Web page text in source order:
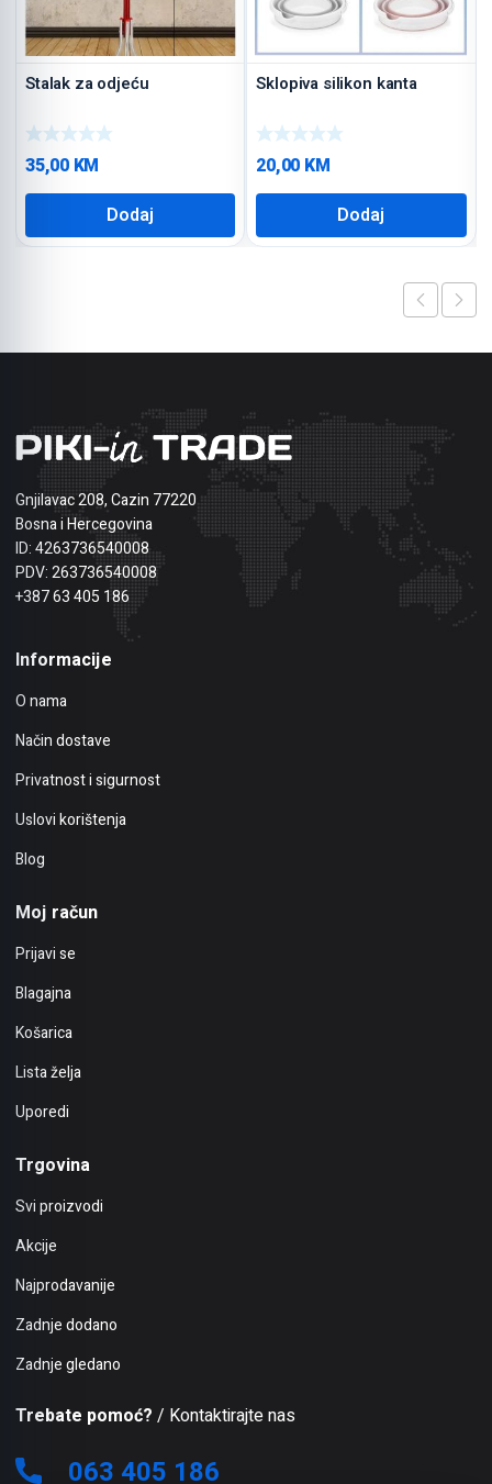
Stalak za odjeću
35,00 KM
Dodaj
Sklopiva silikon kanta
20,00 KM
Dodaj
Gnjilavac 208, Cazin 77220
Bosna i Hercegovina
ID: 4263736540008
PDV: 263736540008
+387 63 405 186
Informacije
O nama
Način dostave
Privatnost i sigurnost
Uslovi korištenja
Blog
Moj račun
Prijavi se
Blagajna
Košarica
Lista želja
Uporedi
Trgovina
Svi proizvodi
Akcije
Najprodavanije
Zadnje dodano
Zadnje gledano
Trebate pomoć? / Kontaktirajte nas
063 405 186